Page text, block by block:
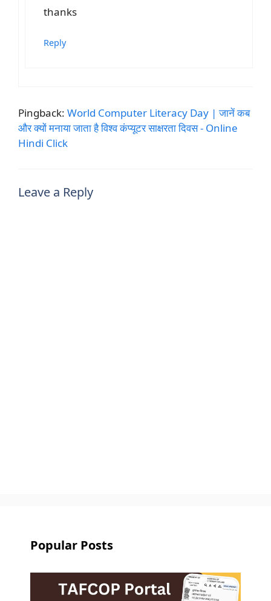
thanks
Reply
Pingback: World Computer Literacy Day | जानें कब
और क्यों मनाया जाता है विश्व कंप्यूटर साक्षरता दिवस - Online
Hindi Click
Leave a Reply
Popular Posts